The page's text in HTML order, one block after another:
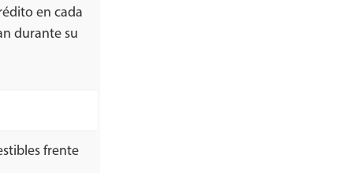
en cada
durante su
frente